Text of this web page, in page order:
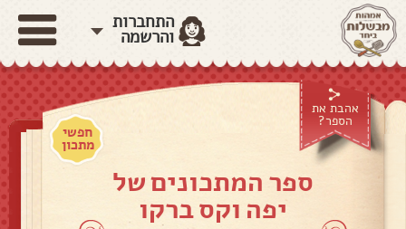
התחברות
והרשמה
אהבת את
הספר?
חפשי
מתכון
ספר המתכונים של
יפה וקס ברקו